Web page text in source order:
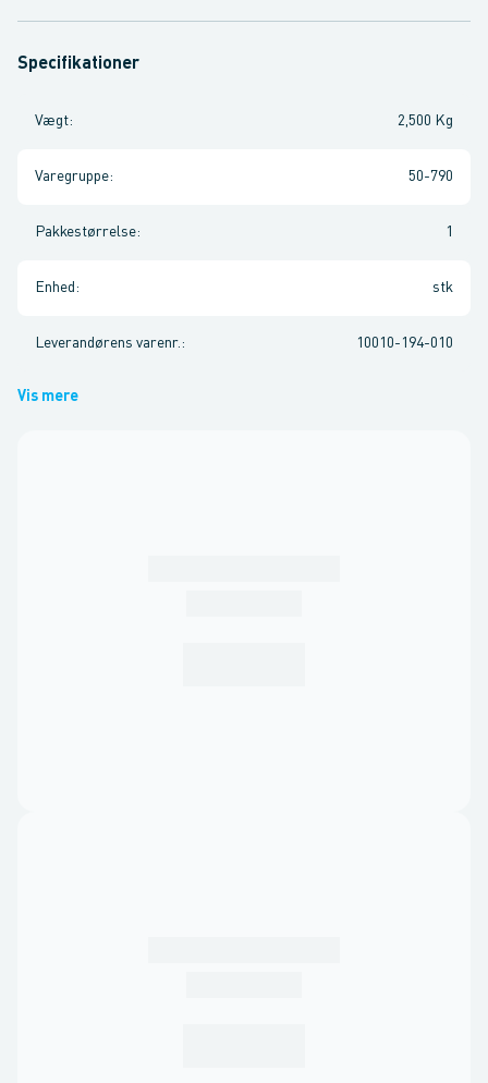
Specifikationer
Vægt: 2,500 Kg
Varegruppe: 50-790
Pakkestørrelse: 1
Enhed : stk
Leverandørens varenr. : 10010-194-010
Vis mere